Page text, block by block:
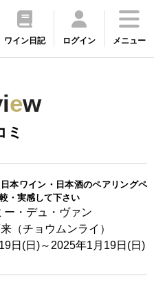
ワイン日記 ログイン メニュー
ew
ミ
本ワイン・日本酒のペアリングペ
・実感して下さい
ー・デュ・ヴァン
（チョウムンライ）
日(日)～2025年1月19日(日)